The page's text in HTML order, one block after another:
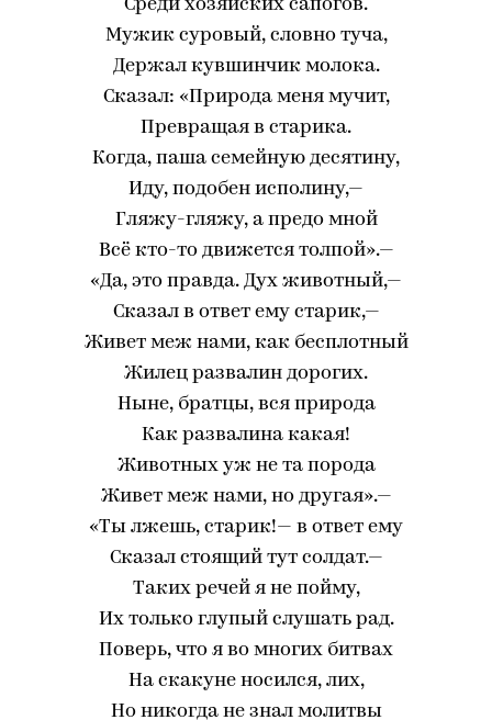
Среди хозяйских сапогов.
Мужик суровый, словно туча,
Держал кувшинчик молока.
Сказал: «Природа меня мучит,
Превращая в старика.
Когда, паша семейную десятину,
Иду, подобен исполину,—
Гляжу-гляжу, а предо мной
Всё кто-то движется толпой».—
«Да, это правда. Дух животный,—
Сказал в ответ ему старик,—
Живет меж нами, как бесплотный
Жилец развалин дорогих.
Ныне, братцы, вся природа
Как развалина какая!
Животных уж не та порода
Живет меж нами, но другая».—
«Ты лжешь, старик!— в ответ ему
Сказал стоящий тут солдат.—
Таких речей я не пойму,
Их только глупый слушать рад.
Поверь, что я во многих битвах
На скакуне носился, лих,
Но никогда не знал молитвы